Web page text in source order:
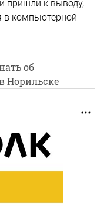
пришли к выводу,
в компьютерной
об
Норильске